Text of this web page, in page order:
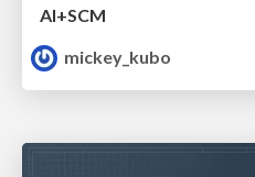
AI+SCM
mickey_kubo